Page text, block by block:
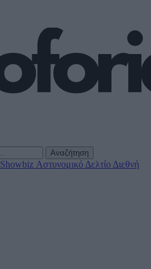
Αναζήτηση
Showbiz Αστυνομικό Δελτίο Διεθνή